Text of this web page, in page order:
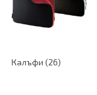
Калъфи (26)